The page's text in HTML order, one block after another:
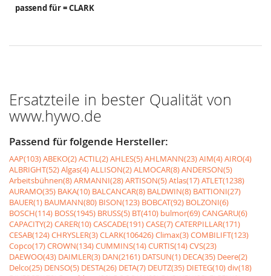
passend für = CLARK
Ersatzteile in bester Qualität von
www.hywo.de
Passend für folgende Hersteller:
AAP(103)ABEKO(2)ACTIL(2)AHLES(5)AHLMANN(23)AIM(4)AIRO(4)
ALBRIGHT(52)Algas(4)ALLISON(2)ALMOCAR(8)ANDERSON(5)
Arbeitsbühnen(8)ARMANNI(28)ARTISON(5)Atlas(17)ATLET(1238)
AURAMO(35) BAKA(10) BALCANCAR(8) BALDWIN(8) BATTIONI(27)
BAUER(1) BAUMANN(80) BISON(123) BOBCAT(92) BOLZONI(6)
BOSCH(114) BOSS(1945) BRUSS(5) BT(410) bulmor(69)CANGARU(6)
CAPACITY(2)CARER(10)CASCADE(191)CASE(7)CATERPILLAR(171)
CESAB(124)CHRYSLER(3)CLARK(106426)Climax(3)COMBILIFT(123)
Copco(17)CROWN(134)CUMMINS(14)CURTIS(14)CVS(23)
DAEWOO(43) DAIMLER(3) DAN(2161) DATSUN(1) DECA(35) Deere(2)
Delco(25) DENSO(5) DESTA(26) DETA(7) DEUTZ(35) DIETEG(10)div(18)